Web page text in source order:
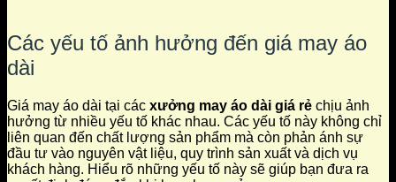
Các yếu tố ảnh hưởng đến giá may áo
dài
Giá may áo dài tại các xưởng may áo dài giá rẻ chịu ảnh
hưởng từ nhiều yếu tố khác nhau. Các yếu tố này không chỉ
liên quan đến chất lượng sản phẩm mà còn phản ánh sự
đầu tư vào nguyên vật liệu, quy trình sản xuất và dịch vụ
khách hàng. Hiểu rõ những yếu tố này sẽ giúp bạn đưa ra